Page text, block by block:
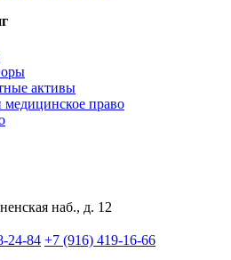
активы
медицинское право
наб., д. 12
24-84 +7 (916) 419-16-66